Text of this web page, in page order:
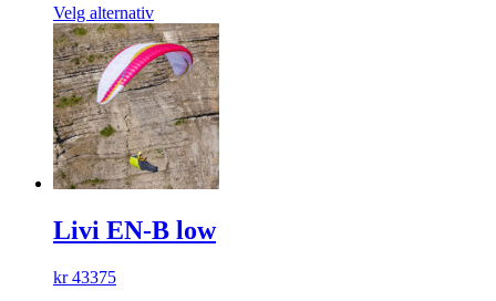
Velg alternativDette
produktet
har
flere
varianter.
Alternativene
kan
velges
på
produktsiden
Livi EN-B low
kr43375